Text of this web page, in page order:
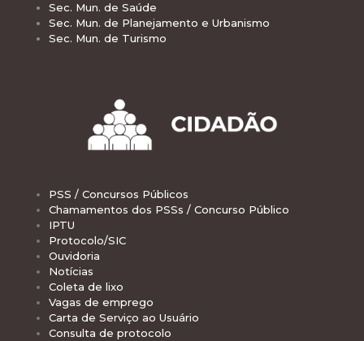
Sec. Mun. de Saúde
Sec. Mun. de Planejamento e Urbanismo
Sec. Mun. de Turismo
PSS / Concursos Públicos
Chamamentos dos PSSs / Concurso Público
IPTU
Protocolo/SIC
Ouvidoria
Notícias
Coleta de lixo
Vagas de emprego
Carta de Serviço ao Usuário
Consulta de protocolo